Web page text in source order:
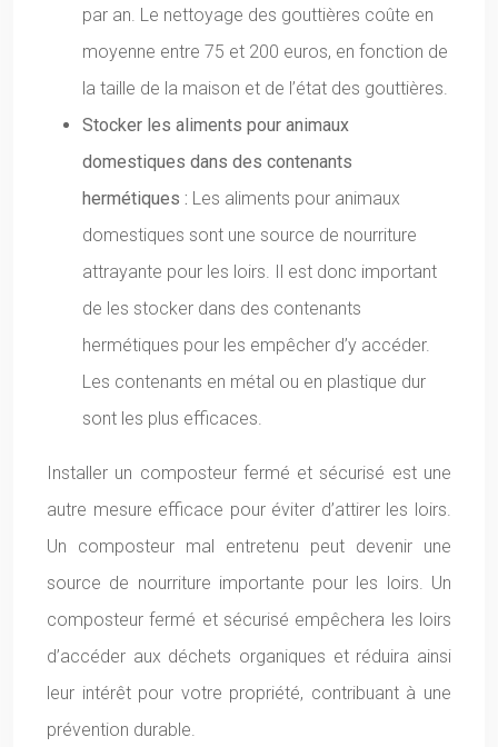
par an. Le nettoyage des gouttières coûte en
moyenne entre 75 et 200 euros, en fonction de
la taille de la maison et de l’état des gouttières.
Stocker les aliments pour animaux
domestiques dans des contenants
hermétiques : Les aliments pour animaux
domestiques sont une source de nourriture
attrayante pour les loirs. Il est donc important
de les stocker dans des contenants
hermétiques pour les empêcher d’y accéder.
Les contenants en métal ou en plastique dur
sont les plus efficaces.
Installer un composteur fermé et sécurisé est une
autre mesure efficace pour éviter d’attirer les loirs.
Un composteur mal entretenu peut devenir une
source de nourriture importante pour les loirs. Un
composteur fermé et sécurisé empêchera les loirs
d’accéder aux déchets organiques et réduira ainsi
leur intérêt pour votre propriété, contribuant à une
prévention durable.